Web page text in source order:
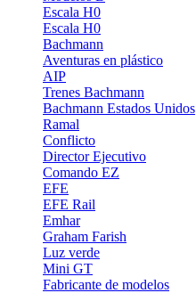
Escala H0
Escala H0
Bachmann
Aventuras en plástico
AIP
Trenes Bachmann
Bachmann Estados Unidos
Ramal
Conflicto
Director Ejecutivo
Comando EZ
EFE
EFE Rail
Emhar
Graham Farish
Luz verde
Mini GT
Fabricante de modelos